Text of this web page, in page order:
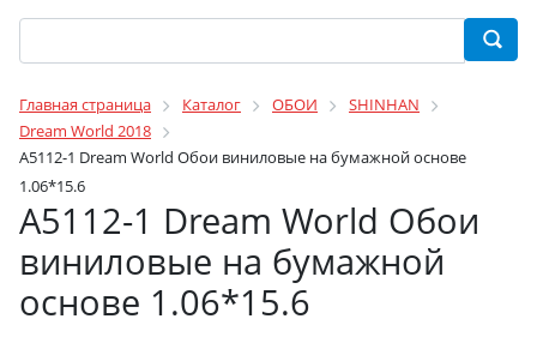
Главная страница Каталог ОБОИ
SHINHAN
Dream World 2018
A5112-1 Dream World Обои виниловые на бумажной основе
1.06*15.6
A5112-1 Dream World Обои
виниловые на бумажной
основе 1.06*15.6